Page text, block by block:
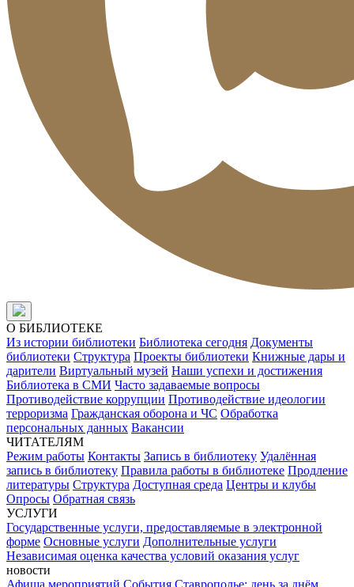
О БИБЛИОТЕКЕ
Из истории библиотеки Библиотека сегодня Документы
библиотеки Структура Проекты библиотеки Книжные дары и
дарители Виртуальный музей Наши успехи и достижения
Библиотека в СМИ Часто задаваемые вопросы
Противодействие коррупции Противодействие идеологии
терроризма Гражданская оборона и ЧС Обработка
персональных данных Вакансии
ЧИТАТЕЛЯМ
Режим работы Контакты Запись в библиотеку Удалённая
запись в библиотеку Правила работы в библиотеке Продление
литературы Структура Доступная среда Центры и клубы
Опросы Обратная связь
УСЛУГИ
Государственные услуги, предоставляемые в электронной
форме Основные услуги Дополнительные услуги
Независимая оценка качества условий оказания услуг
новости
Афиша мероприятий События Ставрополье: день за днём